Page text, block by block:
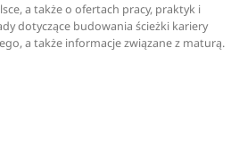
a także o ofertach pracy, praktyk i
dotyczące budowania ścieżki kariery
a także informacje związane z maturą.